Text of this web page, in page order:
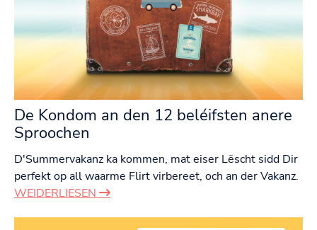
De Kondom an den 12 beléifsten anere
Sproochen
D'Summervakanz ka kommen, mat eiser Lëscht sidd Dir
perfekt op all waarme Flirt virbereet, och an der Vakanz.
WEIDERLIESEN